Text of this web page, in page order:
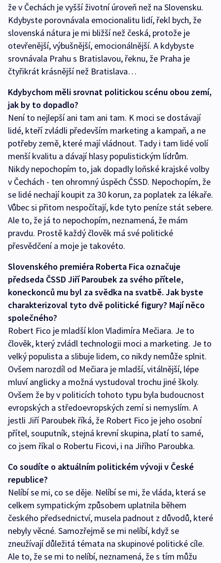
že v Čechách je vyšší životní úroveň než na Slovensku.
Kdybyste porovnávala emocionalitu lidí, řekl bych, že
slovenská nátura je mi bližší než česká, protože je
otevřenější, výbušnější, emocionálnější. A kdybyste
srovnávala Prahu s Bratislavou, řeknu, že Praha je
čtyřikrát krásnější než Bratislava…
Kdybychom měli srovnat politickou scénu obou zemí,
jak by to dopadlo?
Není to nejlepší ani tam ani tam. K moci se dostávají
lidé, kteří zvládli především marketing a kampaň, a ne
potřeby země, které mají vládnout. Tady i tam lidé volí
menší kvalitu a dávají hlasy populistickým lídrům.
Nikdy nepochopím to, jak dopadly loňské krajské volby
v Čechách - ten ohromný úspěch ČSSD. Nepochopím, že
se lidé nechají koupit za 30 korun, za poplatek za lékaře.
Vůbec si přitom nespočítají, kde tyto peníze stát sebere.
Ale to, že já to nepochopím, neznamená, že mám
pravdu. Prostě každý člověk má své politické
přesvědčení a moje je takovéto.
Slovenského premiéra Roberta Fica označuje
předseda ČSSD Jiří Paroubek za svého přítele,
koneckonců mu byl za svědka na svatbě. Jak byste
charakterizoval tyto dvě politické figury? Mají něco
společného?
Robert Fico je mladší klon Vladimíra Mečiara. Je to
člověk, který zvládl technologii moci a marketing. Je to
velký populista a slibuje lidem, co nikdy nemůže splnit.
Ovšem narozdíl od Mečiara je mladší, vitálnější, lépe
mluví anglicky a možná vystudoval trochu jiné školy.
Ovšem že by v politicích tohoto typu byla budoucnost
evropských a středoevropských zemí si nemyslím. A
jestli Jiří Paroubek říká, že Robert Fico je jeho osobní
přítel, souputník, stejná krevní skupina, platí to samé,
co jsem říkal o Robertu Ficovi, i na Jiřího Paroubka.
Co soudíte o aktuálním politickém vývoji v České
republice?
Nelíbí se mi, co se děje. Nelíbí se mi, že vláda, která se
celkem sympatickým způsobem uplatnila během
českého předsednictví, musela padnout z důvodů, které
nebyly věcné. Samozřejmě se mi nelíbí, když se
zneužívají důležitá témata na skupinové politické cíle.
Ale to, že se mi to nelíbí, neznamená, že s tím můžu